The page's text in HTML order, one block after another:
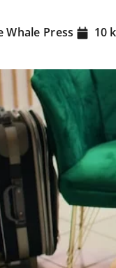
Whale Press 10
7 czerwca
Sztuka
podkreślą
Odkryj, jak
oraz nadać
Dowiedz się,